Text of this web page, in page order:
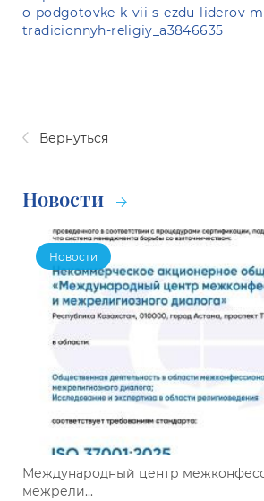
o-podgotovke-k-vii-s-ezdu-liderov-
tradicionnyh-religiy_a3846635
Вернуться
Новости
Новости
Международный центр
межрели...